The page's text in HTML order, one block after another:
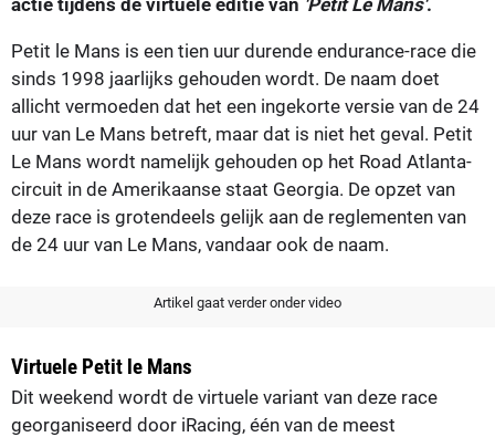
Petit le Mans is een tien uur durende endurance-race die
sinds 1998 jaarlijks gehouden wordt. De naam doet
allicht vermoeden dat het een ingekorte versie van de 24
uur van Le Mans betreft, maar dat is niet het geval. Petit
Le Mans wordt namelijk gehouden op het Road Atlanta-
circuit in de Amerikaanse staat Georgia. De opzet van
deze race is grotendeels gelijk aan de reglementen van
de 24 uur van Le Mans, vandaar ook de naam.
Artikel gaat verder onder video
Virtuele Petit le Mans
Dit weekend wordt de virtuele variant van deze race
georganiseerd door iRacing, één van de meest